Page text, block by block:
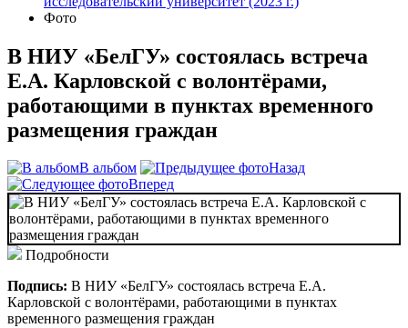
Фото
В НИУ «БелГУ» состоялась встреча
Е.А. Карловской с волонтёрами,
работающими в пунктах временного
размещения граждан
В альбом
Назад
Вперед
Подробности
Подпись: В НИУ «БелГУ» состоялась встреча Е.А.
Карловской с волонтёрами, работающими в пунктах
временного размещения граждан